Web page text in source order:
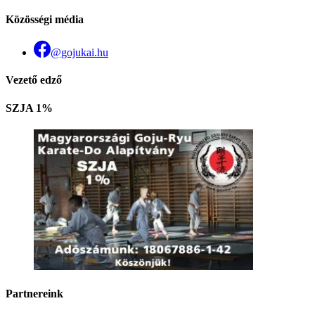
Közösségi média
@gojukai.hu
Vezető edző
SZJA 1%
Partnereink